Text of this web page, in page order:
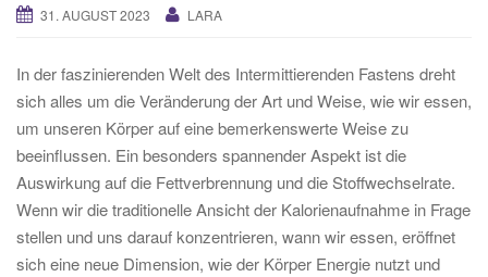
31. AUGUST 2023 LARA
In der faszinierenden Welt des Intermittierenden Fastens dreht
sich alles um die Veränderung der Art und Weise, wie wir essen,
um unseren Körper auf eine bemerkenswerte Weise zu
beeinflussen. Ein besonders spannender Aspekt ist die
Auswirkung auf die Fettverbrennung und die Stoffwechselrate.
Wenn wir die traditionelle Ansicht der Kalorienaufnahme in Frage
stellen und uns darauf konzentrieren, wann wir essen, eröffnet
sich eine neue Dimension, wie der Körper Energie nutzt und